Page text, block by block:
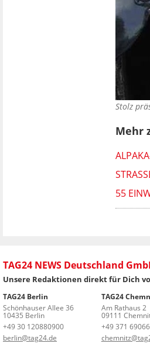
Stolz
Mehr
55
TAG24 NEWS Deutschland
Unsere Redaktionen direkt für Dich
TAG24 Berlin
Schönhauser Allee 36
10435 Berlin
+49 30 120880900
berlin@tag24.de
TAG24
Am Rathaus 2
09111
+49 371